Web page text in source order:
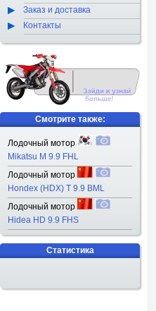
Заказ и доставка
Контакты
Смотрите также:
Лодочный мотор
Mikatsu M 9.9 FHL
Лодочный мотор
Hondex (HDX) T 9.9 BML
Лодочный мотор
Hidea HD 9.9 FHS
Статистика